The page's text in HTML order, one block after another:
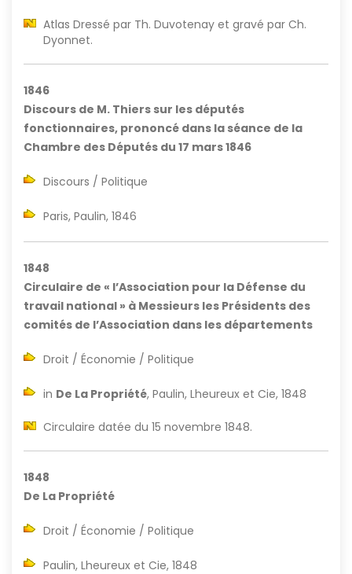
Atlas Dressé par Th. Duvotenay et gravé par Ch.
Dyonnet.
1846
Discours de M. Thiers sur les députés
fonctionnaires, prononcé dans la séance de la
Chambre des Députés du 17 mars 1846
Discours / Politique
Paris, Paulin, 1846
1848
Circulaire de « l’Association pour la Défense du
travail national » à Messieurs les Présidents des
comités de l’Association dans les départements
Droit / Économie / Politique
in De La Propriété, Paulin, Lheureux et Cie, 1848
Circulaire datée du 15 novembre 1848.
1848
De La Propriété
Droit / Économie / Politique
Paulin, Lheureux et Cie, 1848